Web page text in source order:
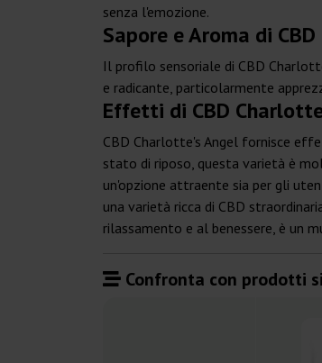
senza l'emozione.
Sapore e Aroma di
Il profilo sensoriale di CBD
e radicante, particolarmente
Effetti di CBD
CBD Charlotte's Angel fornisce
stato di riposo, questa varietà è
un'opzione attraente sia per gli
una varietà ricca di CBD
rilassamento e al benessere, è un
Confronta con prodotti